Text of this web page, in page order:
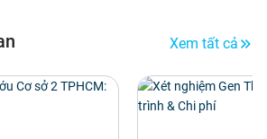
Xem tất cả